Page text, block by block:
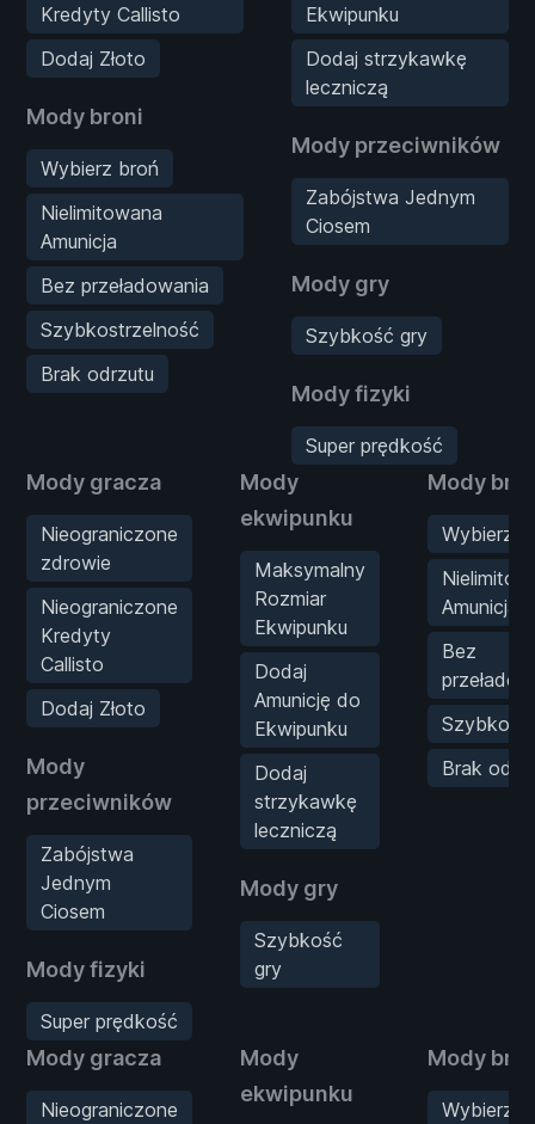
Kredyty Callisto
Dodaj Złoto
Mody broni
Wybierz broń
Nielimitowana
Amunicja
Bez przeładowania
Szybkostrzelność
Brak odrzutu
Ekwipunku
Dodaj strzykawkę
leczniczą
Mody przeciwników
Zabójstwa Jednym
Ciosem
Mody gry
Szybkość gry
Mody fizyki
Super prędkość
Mody gracza
Nieograniczone
zdrowie
Nieograniczone
Kredyty
Callisto
Dodaj Złoto
Mody
przeciwników
Zabójstwa
Jednym
Ciosem
Mody fizyki
Super prędkość
Mody
ekwipunku
Maksymalny
Rozmiar
Ekwipunku
Dodaj
Amunicję do
Ekwipunku
Dodaj
strzykawkę
leczniczą
Mody gry
Szybkość
gry
Mody
Wybierz
Amunicja
Bez
Brak
Mody gracza
Nieograniczone
Mody
ekwipunku
Mody
Wybierz